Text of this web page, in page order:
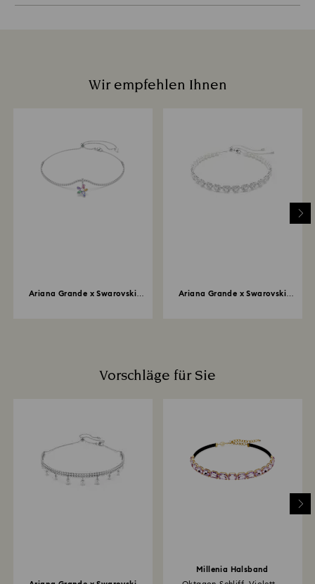
Wir empfehlen Ihnen
Ariana Grande x Swarovski
Ariana Grande x Swarovski
Vorschläge für Sie
Millenia Halsband